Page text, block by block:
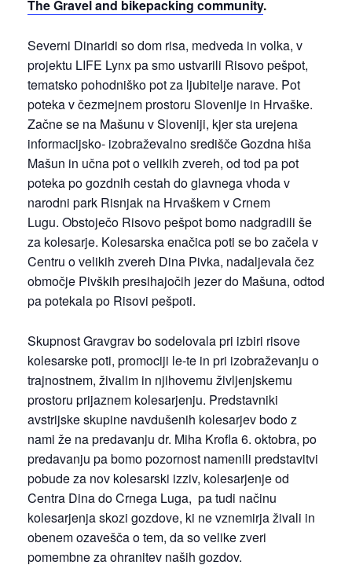
The Gravel and bikepacking community.
Severni Dinaridi so dom risa, medveda in volka, v
projektu LIFE Lynx pa smo ustvarili Risovo pešpot,
tematsko pohodniško pot za ljubitelje narave. Pot
poteka v čezmejnem prostoru Slovenije in Hrvaške.
Začne se na Mašunu v Sloveniji, kjer sta urejena
informacijsko- izobraževalno središče Gozdna hiša
Mašun in učna pot o velikih zvereh, od tod pa pot
poteka po gozdnih cestah do glavnega vhoda v
narodni park Risnjak na Hrvaškem v Crnem
Lugu. Obstoječo Risovo pešpot bomo nadgradili še
za kolesarje. Kolesarska enačica poti se bo začela v
Centru o velikih zvereh Dina Pivka, nadaljevala čez
območje Pivških presihajočih jezer do Mašuna, odtod
pa potekala po Risovi pešpoti.
Skupnost Gravgrav bo sodelovala pri izbiri risove
kolesarske poti, promociji le-te in pri izobraževanju o
trajnostnem, živalim in njihovemu življenjskemu
prostoru prijaznem kolesarjenju. Predstavniki
avstrijske skupine navdušenih kolesarjev bodo z
nami že na predavanju dr. Miha Krofla 6. oktobra, po
predavanju pa bomo pozornost namenili predstavitvi
pobude za nov kolesarski izziv, kolesarjenje od
Centra Dina do Crnega Luga, pa tudi načinu
kolesarjenja skozi gozdove, ki ne vznemirja živali in
obenem ozavešča o tem, da so velike zveri
pomembne za ohranitev naših gozdov.